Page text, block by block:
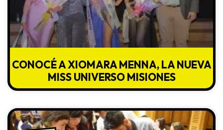
CONOCÉ A XIOMARA MENNA, LA NUEVA
MISS UNIVERSO MISIONES